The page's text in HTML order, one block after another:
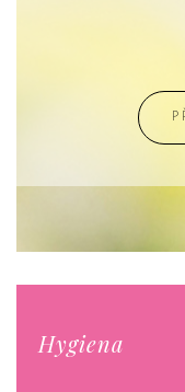
Hygiena